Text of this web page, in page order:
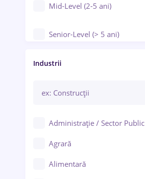
Mid-Level (2-5 ani)
Senior-Level (> 5 ani)
Manager / Executiv
Industrii
Administrație / Sector Public
Agrară
Alimentară